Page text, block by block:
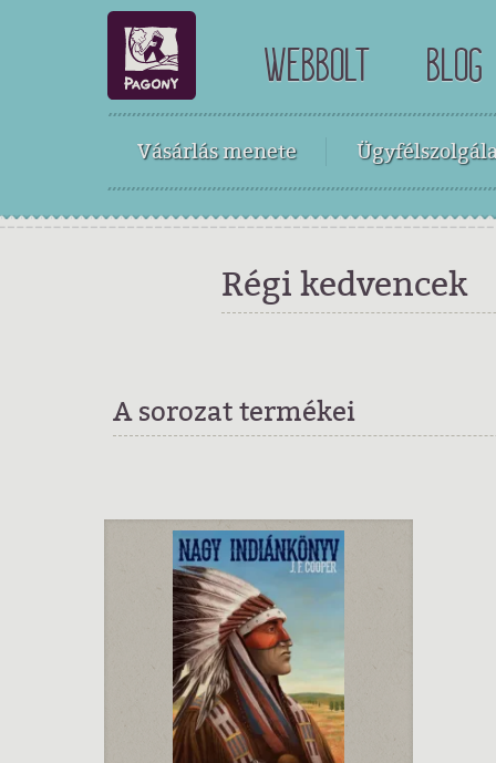
WEBBOLT BLOG
Vásárlás menete
Régi kedvencek
A sorozat termékei